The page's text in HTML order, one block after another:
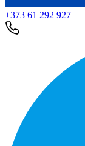
+373 61 292 927